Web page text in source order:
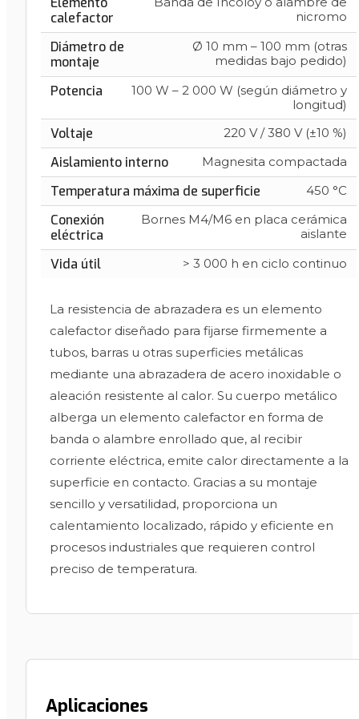
calefactor
nicromo
Diámetro de
montaje
Ø 10 mm – 100 mm (otras
medidas bajo pedido)
Potencia
100 W – 2 000 W (según diámetro y
longitud)
Voltaje 220 V / 380 V (±10 %)
Aislamiento interno Magnesita compactada
Temperatura máxima de superficie 450 °C
Conexión
eléctrica
Bornes M4/M6 en placa cerámica
aislante
Vida útil > 3 000 h en ciclo continuo
La resistencia de abrazadera es un elemento
calefactor diseñado para fijarse firmemente a
tubos, barras u otras superficies metálicas
mediante una abrazadera de acero inoxidable o
aleación resistente al calor. Su cuerpo metálico
alberga un elemento calefactor en forma de
banda o alambre enrollado que, al recibir
corriente eléctrica, emite calor directamente a la
superficie en contacto. Gracias a su montaje
sencillo y versatilidad, proporciona un
calentamiento localizado, rápido y eficiente en
procesos industriales que requieren control
preciso de temperatura.
Aplicaciones